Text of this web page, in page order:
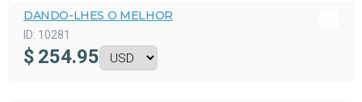
DANDO-LHES O MELHOR
ID: 10281
$ 254.95